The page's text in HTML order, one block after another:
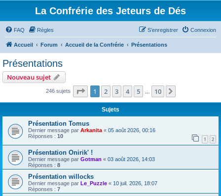
La Confrérie des Jeteurs de Dés
FAQ Règles Connexion
S’enregistrer
Accueil Forum Accueil de la Confrérie Présentations
Présentations
Nouveau sujet
246 sujets Page 1sur10
1 2 3 4 5 10
Sujets
Présentation Tomus
Dernier message par Arkanita « 05 août 2026, 00:16
Réponses : 10 1 2
Présentation Onirik' !
Dernier message par Gotman « 03 août 2026, 14:03
Réponses : 8
Présentation willocks
Dernier message par Le_Puzzle « 10 juil. 2026, 18:07
Réponses : 7